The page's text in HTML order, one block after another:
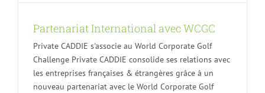
Partenariat International avec WCGC
Private CADDIE s'associe au World Corporate Golf
Challenge Private CADDIE consolide ses relations avec
les entreprises françaises & étrangères grâce à un
nouveau partenariat avec le World Corporate Golf